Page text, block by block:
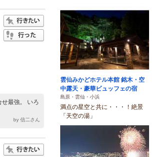
最強。 いろ
by 信二さん
雲仙みかどホテル本館 銘木・空
中露天・豪華ビュッフェの宿
島原・雲仙・小浜
満点の星空と共に・・・！絶景
「天空の湯」